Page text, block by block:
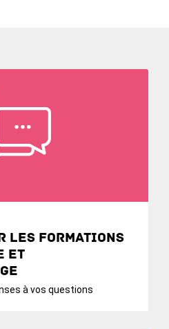
les formations
et
à vos questions